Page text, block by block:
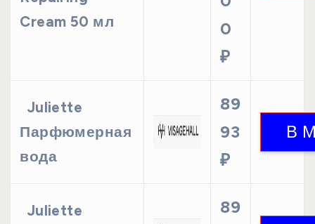
Cream 50 мл
0
₽
Juliette
Парфюмерная
вода
89
93
₽
Juliette
89